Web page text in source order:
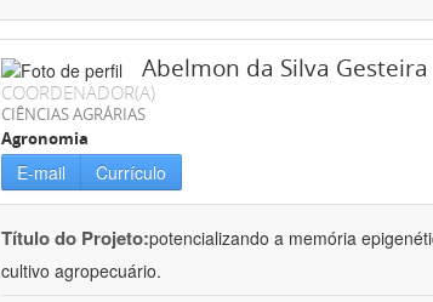
Abelmon da Silva Gesteira
COORDENADOR(A)
CIÊNCIAS AGRÁRIAS
Agronomia
E-mail Currículo
Título do Projeto:potencializando a memória
cultivo agropecuário.